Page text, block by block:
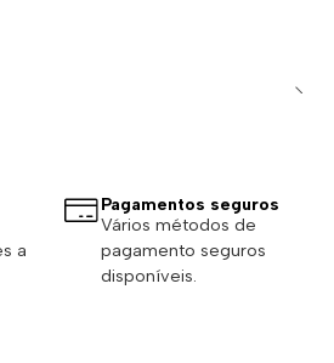
a
Pagamentos seguros
Vários métodos de
pagamento seguros
disponíveis.